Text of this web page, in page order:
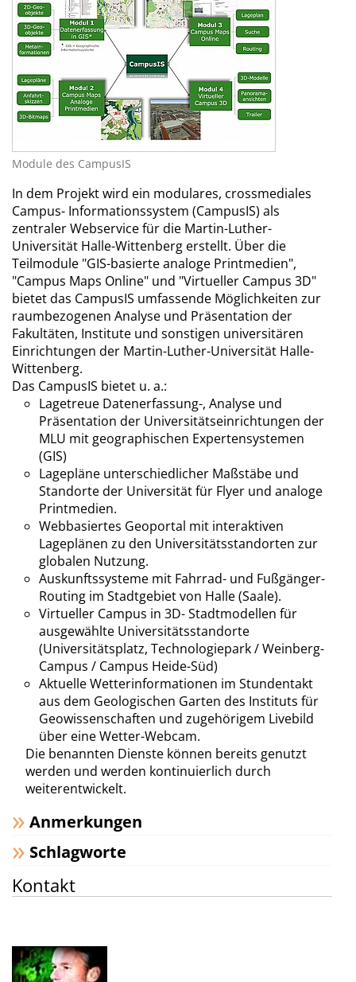
Module des CampusIS
In dem Projekt wird ein modulares, crossmediales
Campus- Informationssystem (CampusIS) als
zentraler Webservice für die Martin-Luther-
Universität Halle-Wittenberg erstellt. Über die
Teilmodule "GIS-basierte analoge Printmedien",
"Campus Maps Online" und "Virtueller Campus 3D"
bietet das CampusIS umfassende Möglichkeiten zur
raumbezogenen Analyse und Präsentation der
Fakultäten, Institute und sonstigen universitären
Einrichtungen der Martin-Luther-Universität Halle-
Wittenberg.
Das CampusIS bietet u. a.:
Lagetreue Datenerfassung-, Analyse und
Präsentation der Universitätseinrichtungen der
MLU mit geographischen Expertensystemen
(GIS)
Lagepläne unterschiedlicher Maßstäbe und
Standorte der Universität für Flyer und analoge
Printmedien.
Webbasiertes Geoportal mit interaktiven
Lageplänen zu den Universitätsstandorten zur
globalen Nutzung.
Auskunftssysteme mit Fahrrad- und Fußgänger-
Routing im Stadtgebiet von Halle (Saale).
Virtueller Campus in 3D- Stadtmodellen für
ausgewählte Universitätsstandorte
(Universitätsplatz, Technologiepark / Weinberg-
Campus / Campus Heide-Süd)
Aktuelle Wetterinformationen im Stundentakt
aus dem Geologischen Garten des Instituts für
Geowissenschaften und zugehörigem Livebild
über eine Wetter-Webcam.
Die benannten Dienste können bereits genutzt
werden und werden kontinuierlich durch
weiterentwickelt.
Anmerkungen
Schlagworte
Kontakt